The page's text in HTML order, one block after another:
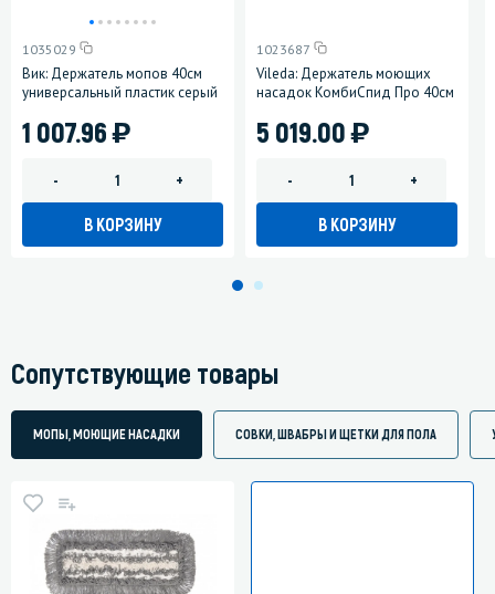
1035029
Вик: Держатель мопов 40см
универсальный пластик серый
1 007.96)
- +
В КОРЗИНУ
1023687
Vileda: Держатель моющих
насадок КомбиСпид Про 40см
5 019.00)
- +
В КОРЗИНУ
Сопутствующие товары
МОПЫ, МОЮЩИЕ НАСАДКИ СОВКИ, ШВАБРЫ И ЩЕТКИ ДЛЯ ПОЛА